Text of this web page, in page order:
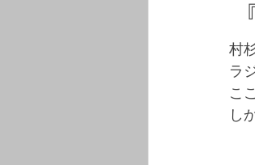
村
ラ
こ
し